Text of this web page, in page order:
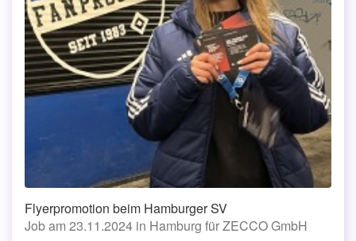
Flyerpromotion beim Hamburger SV
Job am 23.11.2024 in Hamburg für ZECCO GmbH